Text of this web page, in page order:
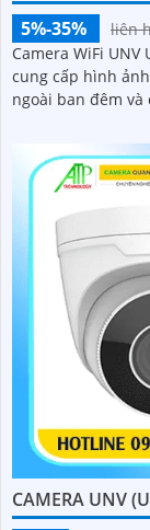
5%-35%
liên
Camera WiFi UNV
cung cấp hình
ngoài ban đêm
CAMERA UNV